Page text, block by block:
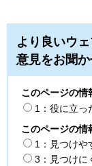
より良いウ
意見をお聞
このページの情
1：役に立っ
このページの情
1：見つけや
3：見つけに